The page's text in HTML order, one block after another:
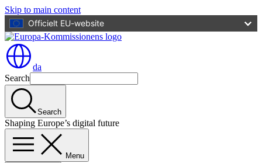
Skip to main content
Officielt EU-website
da
Search
Search
Shaping Europe’s digital future
Menu